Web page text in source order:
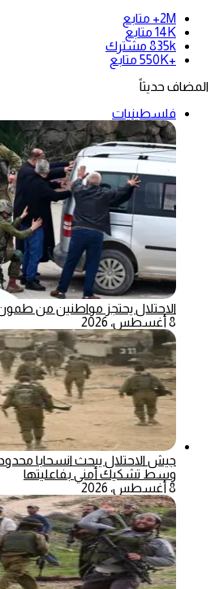
2M+
متابع
14K متابع
835k مشترك
+550K
متابع
المضاف حديثاً
فلسطينيات
الاحتلال يحتجز مواطنين من
8 أغسطس، 2026
جيش الاحتلال يبحث انسحابا
وسط تشكيك أمني بفاعليتها
8 أغسطس، 2026